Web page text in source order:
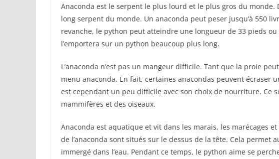
Anaconda est le serpent le plus lourd et le plus gros du monde.
long serpent du monde. Un anaconda peut peser jusqu’à 550
revanche, le python peut atteindre une longueur de 33 pieds
l’emportera sur un python beaucoup plus long.
L’anaconda n’est pas un mangeur difficile. Tant que la proie
menu anaconda. En fait, certaines anacondas peuvent écraser
est cependant un peu difficile avec son choix de nourriture. Ce
mammifères et des oiseaux.
Anaconda est aquatique et vit dans les marais, les marécages
de l’anaconda sont situés sur le dessus de la tête. Cela permet
immergé dans l’eau. Pendant ce temps, le python aime se